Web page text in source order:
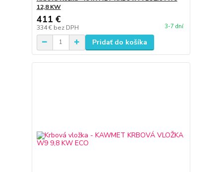
12,8 KW
411 €
334 € bez DPH 3-7 dní
Pridať do košíka